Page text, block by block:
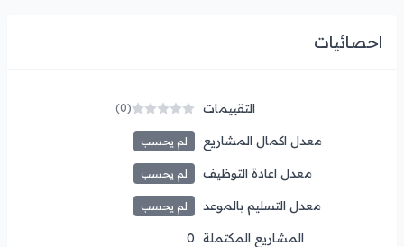
احصائيات
التقييمات (0)
معدل اكمال المشاريع لم يحسب
معدل اعادة التوظيف لم يحسب
معدل التسليم بالموعد لم يحسب
المشاريع المكتملة 0